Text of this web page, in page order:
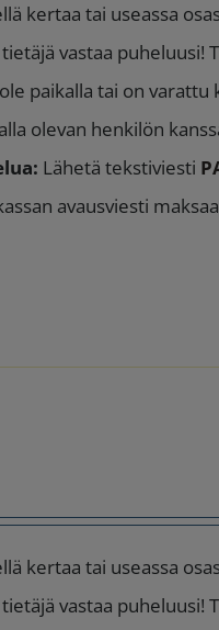
kertaa tai useassa
vastaa puheluusi!
paikalla tai on varattu
olevan henkilön
Lähetä tekstiviesti
avausviesti
kertaa tai useassa
vastaa puheluusi!